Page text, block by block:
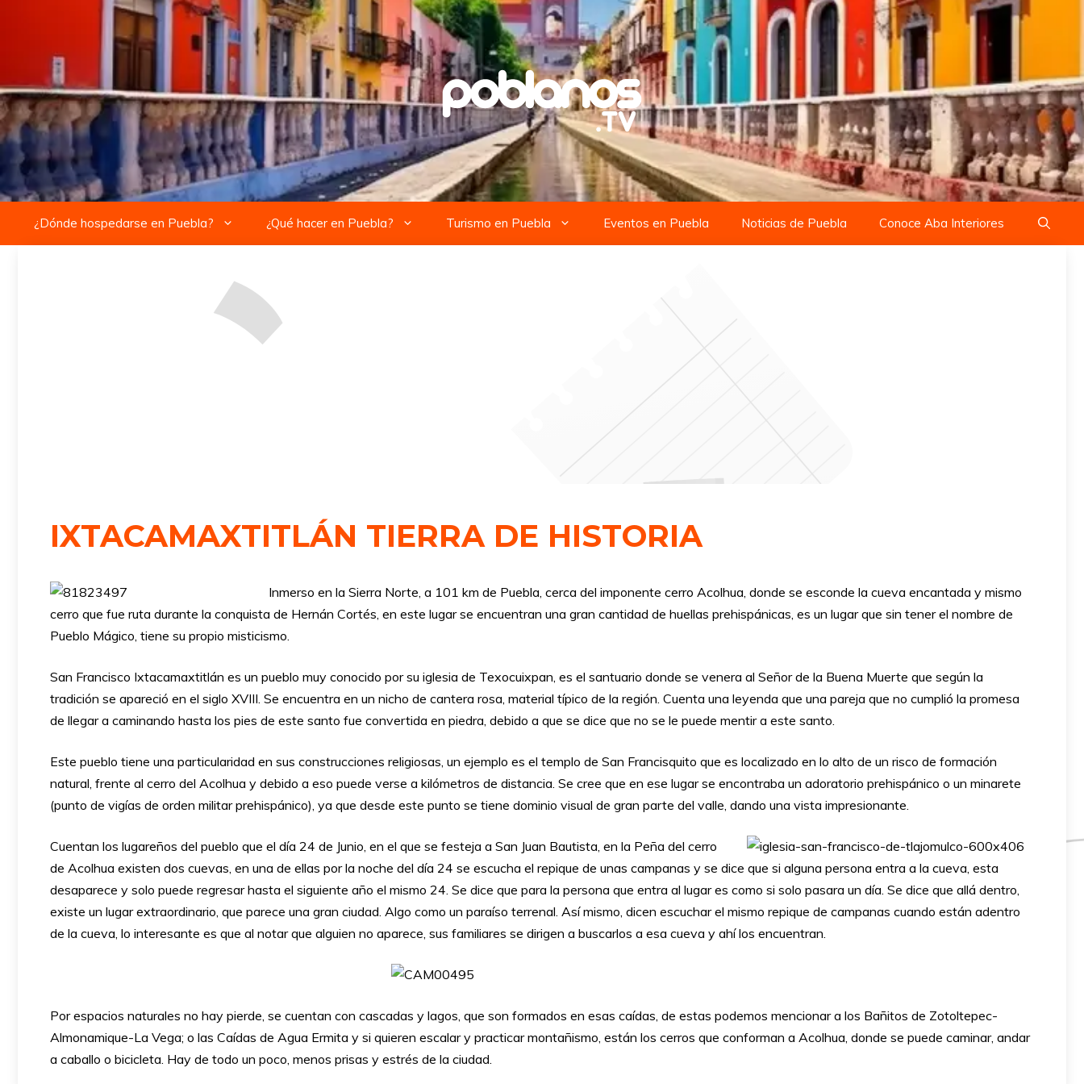
contenido
¿Dónde hospedarse en Puebla? ¿Qué hacer en Puebla? Turismo en Puebla Eventos en Puebla Noticias de Puebla Conoce Aba Interiores
IXTACAMAXTITLÁN TIERRA DE HISTORIA
Inmerso en la Sierra Norte, a 101 km de Puebla, cerca del imponente cerro Acolhua, donde se esconde la cueva encantada y mismo
cerro que fue ruta durante la conquista de Hernán Cortés, en este lugar se encuentran una gran cantidad de huellas prehispánicas, es un lugar que sin tener el nombre de
Pueblo Mágico, tiene su propio misticismo.
San Francisco Ixtacamaxtitlán es un pueblo muy conocido por su iglesia de Texocuixpan, es el santuario donde se venera al Señor de la Buena Muerte que según la
tradición se apareció en el siglo XVIII. Se encuentra en un nicho de cantera rosa, material típico de la región. Cuenta una leyenda que una pareja que no cumplió la promesa
de llegar a caminando hasta los pies de este santo fue convertida en piedra, debido a que se dice que no se le puede mentir a este santo.
Este pueblo tiene una particularidad en sus construcciones religiosas, un ejemplo es el templo de San Francisquito que es localizado en lo alto de un risco de formación
natural, frente al cerro del Acolhua y debido a eso puede verse a kilómetros de distancia. Se cree que en ese lugar se encontraba un adoratorio prehispánico o un minarete
(punto de vigías de orden militar prehispánico), ya que desde este punto se tiene dominio visual de gran parte del valle, dando una vista impresionante.
Cuentan los lugareños del pueblo que el día 24 de Junio, en el que se festeja a San Juan Bautista, en la Peña del cerro
de Acolhua existen dos cuevas, en una de ellas por la noche del día 24 se escucha el repique de unas campanas y se dice que si alguna persona entra a la cueva, esta
desaparece y solo puede regresar hasta el siguiente año el mismo 24. Se dice que para la persona que entra al lugar es como si solo pasara un día. Se dice que allá dentro,
existe un lugar extraordinario, que parece una gran ciudad. Algo como un paraíso terrenal. Así mismo, dicen escuchar el mismo repique de campanas cuando están adentro
de la cueva, lo interesante es que al notar que alguien no aparece, sus familiares se dirigen a buscarlos a esa cueva y ahí los encuentran.
Por espacios naturales no hay pierde, se cuentan con cascadas y lagos, que son formados en esas caídas, de estas podemos mencionar a los Bañitos de Zotoltepec-
Almonamique-La Vega; o las Caídas de Agua Ermita y si quieren escalar y practicar montañismo, están los cerros que conforman a Acolhua, donde se puede caminar, andar
a caballo o bicicleta. Hay de todo un poco, menos prisas y estrés de la ciudad.